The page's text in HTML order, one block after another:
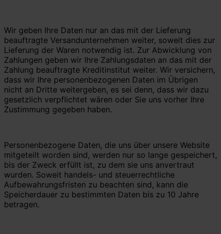
Wir geben Ihre Daten nur an das mit der Lieferung
beauftragte Versandunternehmen weiter, soweit dies zur
Lieferung der Waren notwendig ist. Zur Abwicklung von
Zahlungen geben wir Ihre Zahlungsdaten an das mit der
Zahlung beauftragte Kreditinstitut weiter. Wir versichern,
dass wir Ihre personenbezogenen Daten im Übrigen
nicht an Dritte weitergeben, es sei denn, dass wir dazu
gesetzlich verpflichtet wären oder Sie uns vorher Ihre
Zustimmung gegeben haben.
Personenbezogene Daten, die uns über unsere Website
mitgeteilt worden sind, werden nur so lange gespeichert,
bis der Zweck erfüllt ist, zu dem sie uns anvertraut
wurden. Soweit handels- und steuerrechtliche
Aufbewahrungsfristen zu beachten sind, kann die
Speicherdauer zu bestimmten Daten bis zu 10 Jahre
betragen.